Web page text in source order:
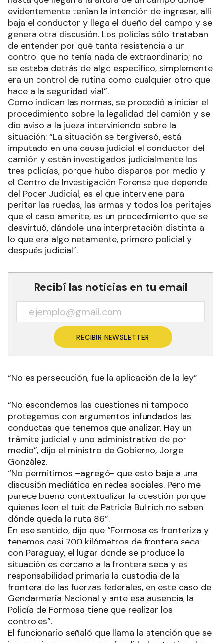
evidentemente tenían la intención de ingresar, allí
baja el conductor y llega el dueño del campo y se
genera otra discusión. Los policías sólo trataban
de entender por qué tanta resistencia a un
control que no tenía nada de extraordinario; no
se estaba detrás de algo específico, simplemente
era un control de rutina como cualquier otro que
hace a la seguridad vial”.
Como indican las normas, se procedió a iniciar el
procedimiento sobre la legalidad del camión y se
dio aviso a la jueza interviniendo sobre la
situación: “La situación se tergiversó, está
imputado en una causa judicial el conductor del
camión y están investigados judicialmente los
tres policías, porque hubo disparos por medio y
el Centro de Investigación Forense que depende
del Poder Judicial, es el que interviene para
peritar las ruedas, las armas y todos los peritajes
que el caso amerite, es un procedimiento que se
desvirtuó, dándole una interpretación distinta a
lo que era algo netamente, primero policial y
después judicial”.
Recibí las noticias en tu email
RECIBIR NEWSLETTER
“No es persecución, fue la aplicación de la ley”
“No escondemos las cuestiones ni tampoco
protegemos con argumentos infundados las
conductas que tenemos que analizar. Hay un
trámite judicial y uno administrativo de por
medio”, dijo el ministro de Gobierno, Jorge
González.
“No permitimos –agregó- que esto baje a una
discusión mediática en redes sociales. Pero me
parece bueno contextualizar la cuestión porque
quienes leen el tuit de Patricia Bullrich no saben
dónde queda la ruta 86”.
En ese sentido, dijo que “Formosa es fronteriza y
tenemos casi 700 kilómetros de frontera seca
con Paraguay, el lugar donde se produce la
situación es cercano a la frontera seca y es
responsabilidad primaria la custodia de la
frontera de las fuerzas federales, en este caso de
Gendarmería Nacional y ante esa ausencia, la
Policía de Formosa tiene que realizar los
controles”.
El funcionario señaló que llama la atención que se